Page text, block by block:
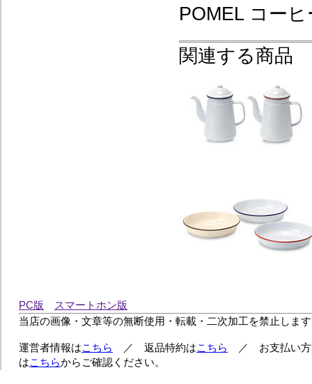
POMEL コー
関連する商品
PC版
スマートホン版
当店の画像・文章等の無断使用・転載・二次加工を禁止しま
運営者情報はこちら ／ 返品特約はこちら
／ お支払い方
はこちらからご確認ください。